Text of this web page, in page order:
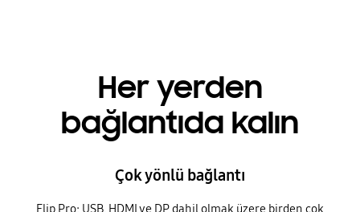
Her yerden
bağlantıda kalın
Çok yönlü bağlantı
Flip Pro; USB, HDMI ve DP dahil olmak üzere birden çok